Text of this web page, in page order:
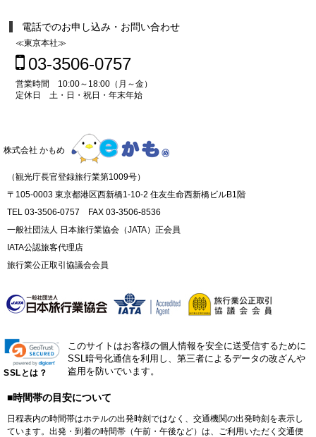
電話でのお申し込み・お問い合わせ
≪東京本社≫
03-3506-0757
営業時間 10:00～18:00（月～金）
定休日 土・日・祝日・年末年始
株式会社 かもめ
（観光庁長官登録旅行業第1009号）
〒105-0003 東京都港区西新橋1-10-2 住友生命西新橋ビルB1階
TEL 03-3506-0757 FAX 03-3506-8536
一般社団法人 日本旅行業協会（JATA）正会員
IATA公認旅客代理店
旅行業公正取引協議会会員
SSLとは？
このサイトはお客様の個人情報を安全に送受信するために
SSL暗号化通信を利用し、第三者によるデータの改ざんや
盗用を防いでいます。
■時間帯の目安について
日程表内の時間帯はホテルの出発時刻ではなく、交通機関の出発時刻を表示し
ています。出発・到着の時間帯（午前・午後など）は、ご利用いただく交通便